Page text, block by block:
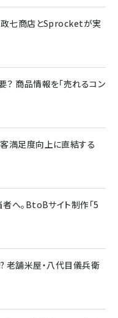
政七商店とSprocketが実
？ 商品情報を「売れるコン
満足度向上に直結する
へ。BtoBサイト制作「5
舗米屋・八代目儀兵衛